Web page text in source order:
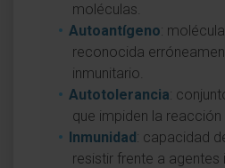
moléculas.
Autoantígeno:
reconocida
inmunitario.
Autotolerancia:
que impiden la
Inmunidad: capacidad
resistir frente a